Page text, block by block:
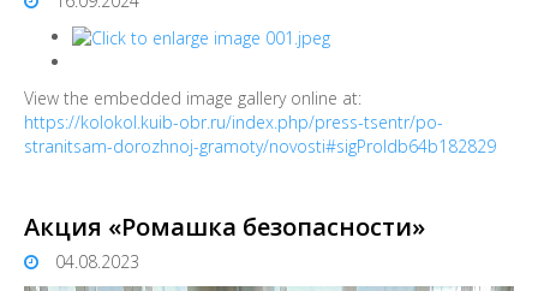
View the embedded image gallery online at:
https://kolokol.kuib-obr.ru/index.php/press-tsentr/po-
stranitsam-dorozhnoj-gramoty/novosti#sigProIdb64b182829
Акция «Ромашка безопасности»
04.08.2023